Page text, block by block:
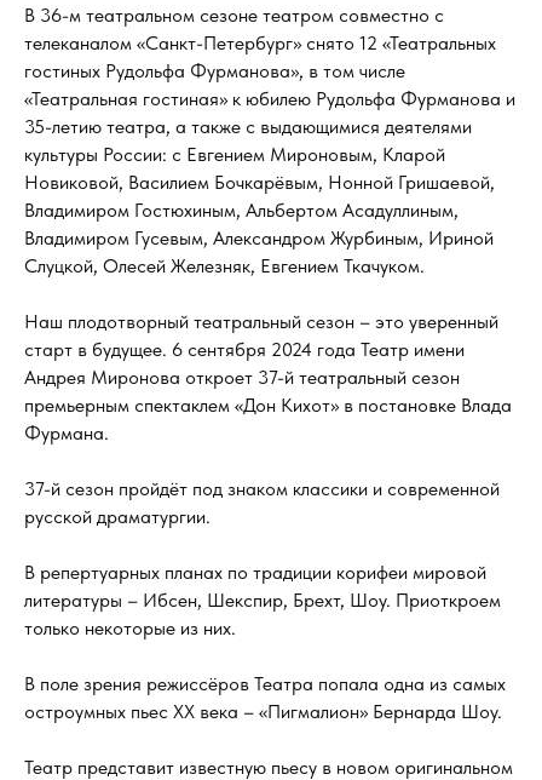
В 36-м театральном сезоне театром совместно с
телеканалом «Санкт-Петербург» снято 12 «Театральных
гостиных Рудольфа Фурманова», в том числе
«Театральная гостиная» к юбилею Рудольфа Фурманова и
35-летию театра, а также с выдающимися деятелями
культуры России: с Евгением Мироновым, Кларой
Новиковой, Василием Бочкарёвым, Нонной Гришаевой,
Владимиром Гостюхиным, Альбертом Асадуллиным,
Владимиром Гусевым, Александром Журбиным, Ириной
Слуцкой, Олесей Железняк, Евгением Ткачуком.
Наш плодотворный театральный сезон – это уверенный
старт в будущее. 6 сентября 2024 года Театр имени
Андрея Миронова откроет 37-й театральный сезон
премьерным спектаклем «Дон Кихот» в постановке Влада
Фурмана.
37-й сезон пройдёт под знаком классики и современной
русской драматургии.
В репертуарных планах по традиции корифеи мировой
литературы – Ибсен, Шекспир, Брехт, Шоу. Приоткроем
только некоторые из них.
В поле зрения режиссёров Театра попала одна из самых
остроумных пьес ХХ века – «Пигмалион» Бернарда Шоу.
Театр представит известную пьесу в новом оригинальном